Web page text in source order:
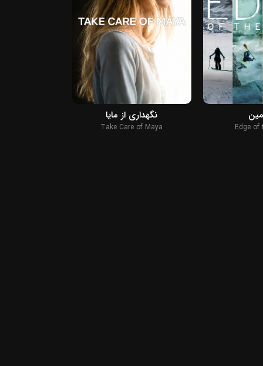
Edge of
2023
نگهداری از مایا
Take Care of Maya